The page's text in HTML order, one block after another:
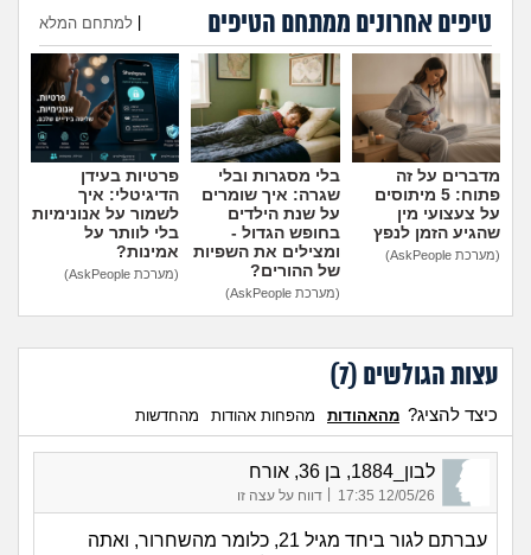
טיפים אחרונים ממתחם הטיפים למתחם המלא
הוספת טיפ
מדברים על זה
פתוח: 5 מיתוסים
על צעצועי מין
שהגיע הזמן לנפץ
(מערכת AskPeople)
בלי מסגרות ובלי
שגרה: איך שומרים
על שנת הילדים
בחופש הגדול -
ומצילים את השפיות
של ההורים?
(מערכת AskPeople)
פרטיות בעידן
הדיגיטלי: איך
לשמור על אנונימיות
בלי לוותר על
אמינות?
(מערכת AskPeople)
עצות הגולשים (7
)
כיצד להציג? מהאהודות מהפחות אהודות מהחדשות
לבון_1884, בן 36, אורח
12/05/26 17:35 דווח על עצה זו
עברתם לגור ביחד מגיל 21, כלומר מהשחרור, ואתה